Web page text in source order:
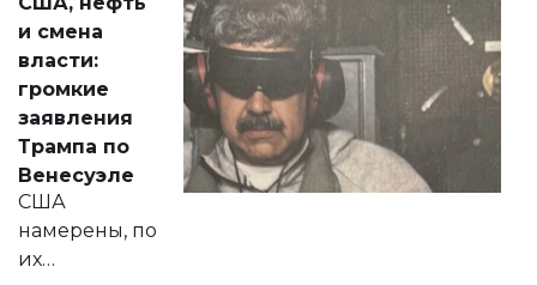
от слухов о
политических
реформах до
вопросов армии,
экономики и
личного здоровья.
и смена
власти:
громкие
заявления
Трампа по
Венесуэле
США
намерены, по
их